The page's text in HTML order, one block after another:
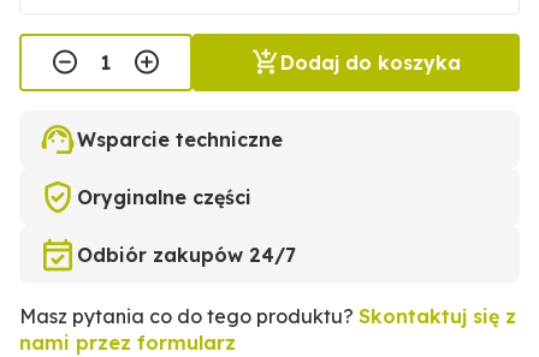
Dodaj do koszyka
Wsparcie techniczne
Oryginalne części
Odbiór zakupów 24/7
Masz pytania co do tego produktu? Skontaktuj się z
nami przez formularz